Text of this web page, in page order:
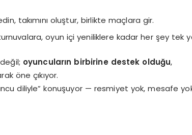
takımını oluştur, birlikte maçlara gir.
oyun içi yeniliklere kadar her şey tek
oyuncuların birbirine destek olduğu,
öne çıkıyor.
diliyle” konuşuyor — resmiyet yok, mesafe